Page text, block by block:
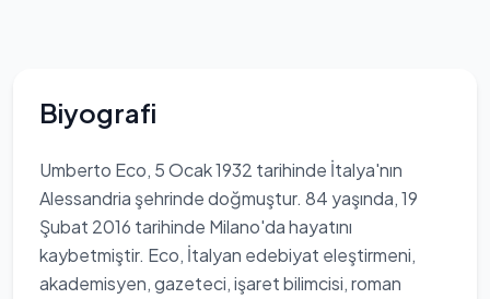
Biyografi
Umberto Eco, 5 Ocak 1932 tarihinde İtalya'nın
Alessandria şehrinde doğmuştur. 84 yaşında, 19
Şubat 2016 tarihinde Milano'da hayatını
kaybetmiştir. Eco, İtalyan edebiyat eleştirmeni,
akademisyen, gazeteci, işaret bilimcisi, roman